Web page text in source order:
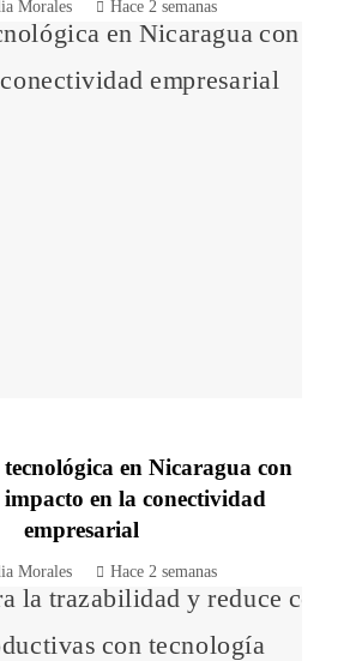
Morales Hace 2 semanas
en Nicaragua con
en la conectividad
empresarial
Morales Hace 2 semanas